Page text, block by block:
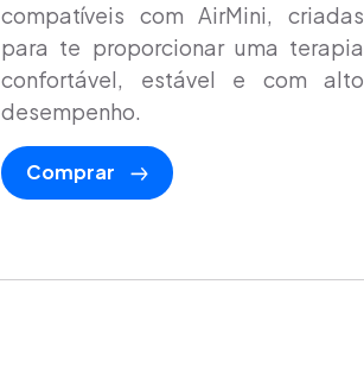
compatíveis com AirMini, criadas
para te proporcionar uma terapia
confortável, estável e com alto
desempenho.
Comprar